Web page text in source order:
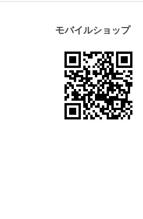
モバイルショップ